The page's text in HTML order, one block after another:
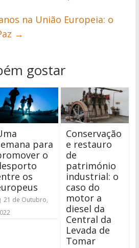
na União Europeia: o
→
gostar
para
o
os
21 de Outubro,
Conservação
e restauro
de
património
industrial: o
caso do
motor a
diesel da
Central da
Levada de
Tomar